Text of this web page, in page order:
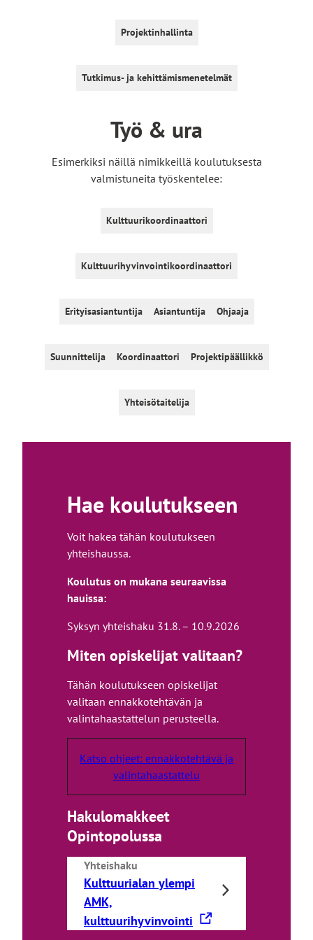
Projektinhallinta
Tutkimus- ja kehittämismenetelmät
Työ & ura
Esimerkiksi näillä nimikkeillä koulutuksesta
valmistuneita työskentelee:
Kulttuurikoordinaattori
Kulttuurihyvinvointikoordinaattori
Erityisasiantuntija Asiantuntija Ohjaaja
Suunnittelija Koordinaattori Projektipäällikkö
Yhteisötaitelija
Hae koulutukseen
Voit hakea tähän koulutukseen
yhteishaussa.
Koulutus on mukana seuraavissa
hauissa:
Syksyn yhteishaku 31.8. – 10.9.2026
Miten opiskelijat valitaan?
Tähän koulutukseen opiskelijat
valitaan ennakkotehtävän ja
valintahaastattelun perusteella.
Katso ohjeet: ennakkotehtävä ja
valintahaastattelu
Hakulomakkeet
Opintopolussa
Yhteishaku
Kulttuurialan ylempi
AMK,
kulttuurihyvinvointi